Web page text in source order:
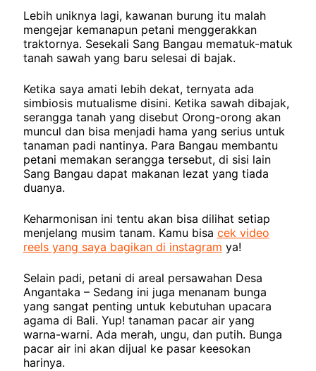
Lebih uniknya lagi, kawanan burung itu malah
mengejar kemanapun petani menggerakkan
traktornya. Sesekali Sang Bangau mematuk-matuk
tanah sawah yang baru selesai di bajak.
Ketika saya amati lebih dekat, ternyata ada
simbiosis mutualisme disini. Ketika sawah dibajak,
serangga tanah yang disebut Orong-orong akan
muncul dan bisa menjadi hama yang serius untuk
tanaman padi nantinya. Para Bangau membantu
petani memakan serangga tersebut, di sisi lain
Sang Bangau dapat makanan lezat yang tiada
duanya.
Keharmonisan ini tentu akan bisa dilihat setiap
menjelang musim tanam. Kamu bisa cek video
reels yang saya bagikan di instagram ya!
Selain padi, petani di areal persawahan Desa
Angantaka – Sedang ini juga menanam bunga
yang sangat penting untuk kebutuhan upacara
agama di Bali. Yup! tanaman pacar air yang
warna-warni. Ada merah, ungu, dan putih. Bunga
pacar air ini akan dijual ke pasar keesokan
harinya.